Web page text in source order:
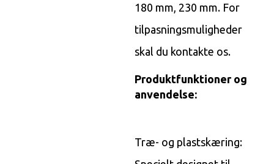
180 mm, 230 mm. For
tilpasningsmuligheder
skal du kontakte os.
Produktfunktioner og
anvendelse:
Træ- og plastskæring: